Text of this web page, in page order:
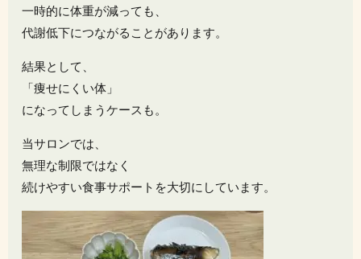
一時的に体重が減っても、
代謝低下につながることがあります。
結果として、
「痩せにくい体」
になってしまうケースも。
当サロンでは、
無理な制限ではなく
続けやすい食事サポートを大切にしています。